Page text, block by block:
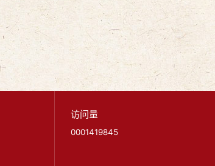
访问量
0001419845